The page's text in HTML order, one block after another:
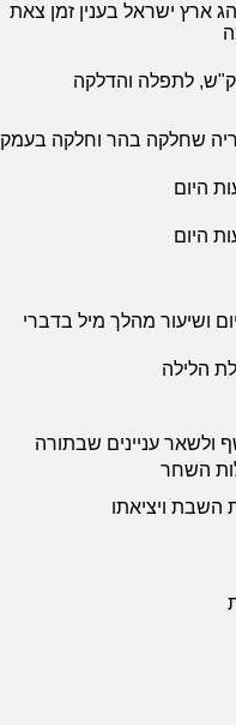
ארץ ישראל בענין זמן צאת
לק"ש, לתפלה והדלקה
שחלקה בהר וחלקה בעמק
היום
היום
ושיעור מהלך מיל בדברי
הלילה
ולשאר עניינים שבתורה
השחר
השבת ויציאתו